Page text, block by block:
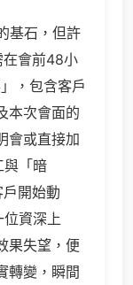
基石，但許
在會前48小
，包含客戶
本次會面的
會或直接加
與「暗
開始動
資深上
果失望，便
轉變，瞬間